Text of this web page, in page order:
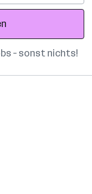
– sonst nichts!